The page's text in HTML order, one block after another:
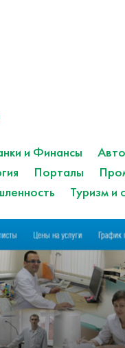
и Финансы Авто
Порталы
Туризм и